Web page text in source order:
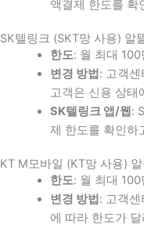
액결제 한도를 확
SK텔링크 (SKT망 사용) 알
한도: 월 최대 100
변경 방법 : 고객
고객은 신용 상태
SK텔링크 앱/웹 :
제 한도를 확인하
KT M모바일 (KT망 사용)
한도: 월 최대 100
변경 방법 : 고객
에 따라 한도가